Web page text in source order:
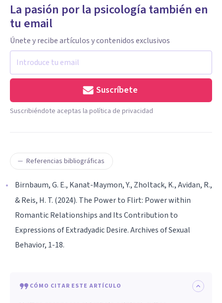
La pasión por la psicología también en
tu email
Únete y recibe artículos y contenidos exclusivos
Suscríbete
Suscribiéndote aceptas la política de privacidad
Referencias bibliográficas
Birnbaum, G. E., Kanat-Maymon, Y., Zholtack, K., Avidan, R.,
& Reis, H. T. (2024). The Power to Flirt: Power within
Romantic Relationships and Its Contribution to
Expressions of Extradyadic Desire. Archives of Sexual
Behavior, 1-18.
CÓMO CITAR ESTE ARTÍCULO